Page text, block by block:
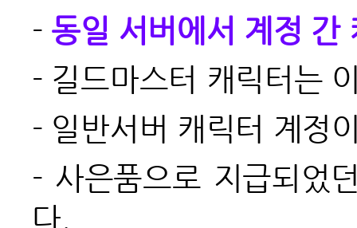
- 동일 서버에서 계정 간
- 길드마스터 캐릭터는
- 일반서버 캐릭터 계정
- 사은품으로 지급되었
다.